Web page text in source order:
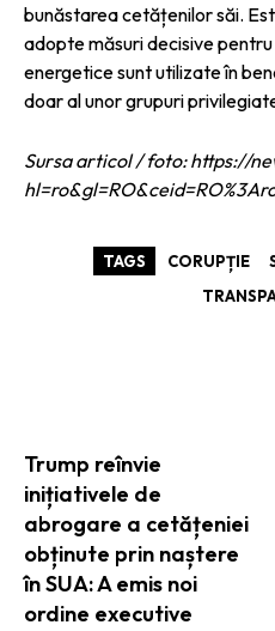
Trump reînvie
inițiativele de
abrogare a cetățeniei
obținute prin naștere
în SUA: A emis noi
ordine executive
bunăstarea cetățenilor săi.
adopte măsuri decisive
energetice sunt utilizate în
doar al unor grupuri
Sursa articol / foto: https://
TAGS CORUPȚIE